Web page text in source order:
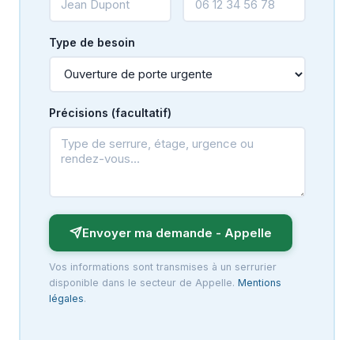
Type de besoin
Précisions (facultatif)
Envoyer ma demande - Appelle
Vos informations sont transmises à un serrurier
disponible dans le secteur de Appelle. Mentions
légales.